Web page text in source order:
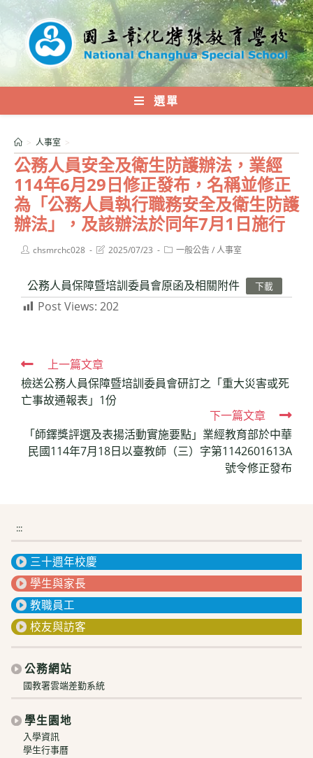
內
選單
公務人員安全及衛生防護辦法，業經
114年6月29日修正發布，名稱並修正
為「公務人員執行職務安全及衛生防護
辦法」，及該辦法於同年7月1日施行
> 人事室 >
Postchsmrchc028
Post2025/07/23
Post一般公告/人事室
公務人員保障暨培訓委員會原函及相關附件 下載
Post Views: 202
Read
more
articles
上一篇文章
檢送公務人員保障暨培訓委員會研訂之「重大災害或死
亡事故通報表」1份
下一篇文章
「師鐸獎評選及表揚活動實施要點」業經教育部於中華
民國114年7月18日以臺教師（三）字第1142601613A
號令修正發布
:::
三十週年校慶
學生與家長
教職員工
校友與訪客
公務網站
國教署雲端差勤系統
學生園地
入學資訊
學生行事曆